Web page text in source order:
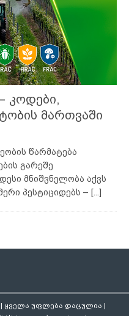
კოდები,
მართვაში
წარმატება
გარეშე
მნიშვნელობა აქვს
პესტიციდებს – [...]
| ყველა უფლება დაცულია |